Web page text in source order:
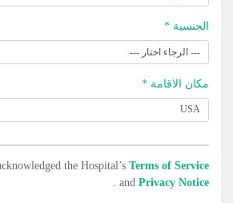
الجنسية *
مكان الاقامة *
the Hospital’s Terms of Service
and Privacy Notice